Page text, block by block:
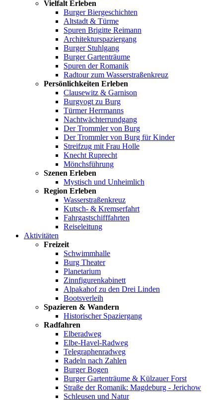
Vielfalt Erleben
Burger Biergeschichten
Altstadt & Türme
Spuren Brigitte Reimann
Architekturspaziergang
Burger Stuhlgang
Burger Gartenträume
Spuren der Romanik
Radtour zum Wasserstraßenkreuz
Persönlichkeiten Erleben
Clausewitz & Garnison
Burgvogt zu Burg
Türmer Herrmanns
Nachtwächterrundgang
Der Trommler von Burg
Der Trommler von Burg für Kinder
Streifzug mit Frau Holle
Knecht Ruprecht
Mönchsführung
Szenen Erleben
Mystisch und Unheimlich
Region Erleben
Wasserstraßenkreuz
Kutsch- & Kremserfahrt
Fahrgastschifffahrten
Reiseleitung
Aktivitäten
Freizeit
Schwimmhalle
Burg Theater
Planetarium
Zinnfigurenkabinett
Alpakahof zu den Drei Linden
Bootsverleih
Spazieren & Wandern
Historischer Spaziergang
Radfahren
Elberadweg
Elbe-Havel-Radweg
Telegraphenradweg
Radeln nach Zahlen
Burger Bogen
Burger Gartenträume & Külzauer Forst
Straße der Romanik: Magdeburg - Jerichow
Schleusen und Natur